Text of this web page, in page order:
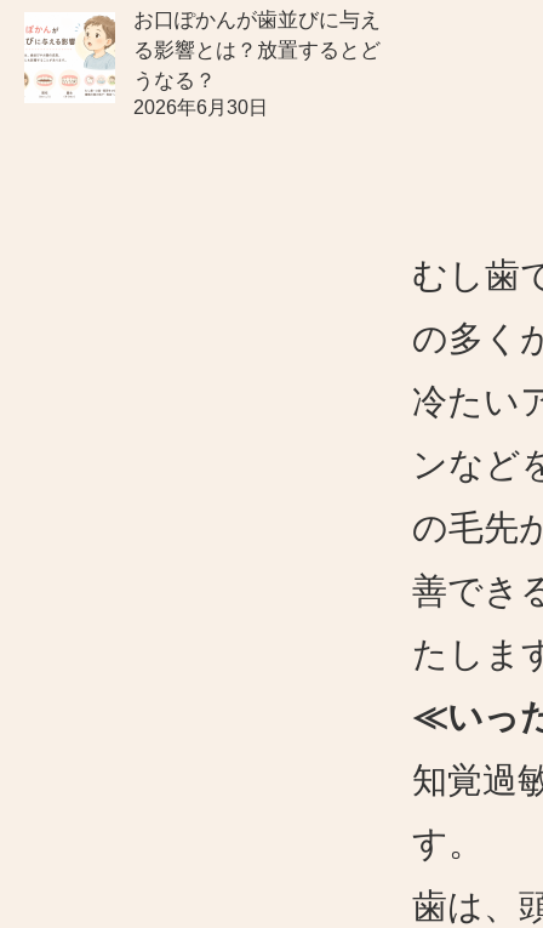
お口ぽかんが歯並びに与え
る影響とは？放置するとど
うなる？
2026年6月30日
むし歯
の多く
冷たい
ンなど
の毛先
善でき
たしま
≪いっ
知覚過
す。
歯は、